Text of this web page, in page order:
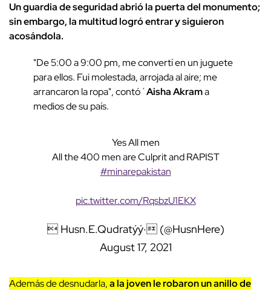
Un guardia de seguridad abrió la puerta del monumento;
sin embargo, la multitud logró entrar y siguieron
acosándola.
"De 5:00 a 9:00 pm, me convertí en un juguete
para ellos. Fui molestada, arrojada al aire; me
arrancaron la ropa", contó´Aisha Akrama
medios de su país.
Yes All men
All the 400 men are Culprit and RAPIST
#minarepakistan
pic.twitter.com/RqsbzU1EKX
 Husn.E.Qudratýý· (@HusnHere)
August 17, 2021
Además de desnudarla,a la joven le robaron un anillo de